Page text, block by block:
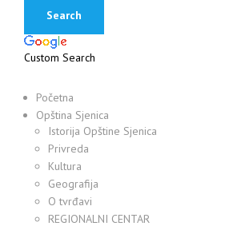
Custom Search
Početna
Opština Sjenica
Istorija Opštine Sjenica
Privreda
Kultura
Geografija
O tvrđavi
REGIONALNI CENTAR